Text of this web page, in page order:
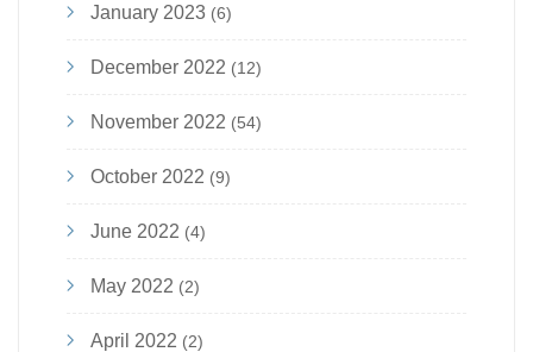
January 2023 (6)
December 2022 (12)
November 2022 (54)
October 2022 (9)
June 2022 (4)
May 2022 (2)
April 2022 (2)